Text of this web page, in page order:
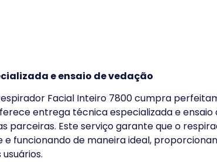
e ensaio de vedação
Facial Inteiro 7800 cumpra
entrega técnica especializada e ensaio
parceiras. Este serviço garante que o
funcionando de maneira ideal,